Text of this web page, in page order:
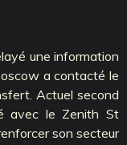
une information
a contacté le
Actuel second
avec le Zenith St
son secteur